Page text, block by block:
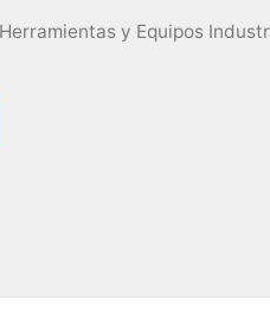
Herramientas y Equipos